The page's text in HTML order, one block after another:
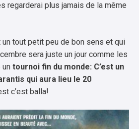
regarderai plus jamais de la même
tout petit peu de bon sens et qui
sera juste un jour comme les
un tournoi fin du monde: C’est un
qui aura lieu le 20
c’est balla!